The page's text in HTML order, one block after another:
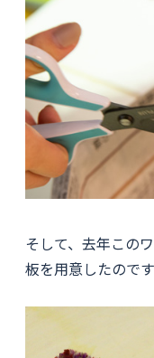
そして、去年この
板を用意したので